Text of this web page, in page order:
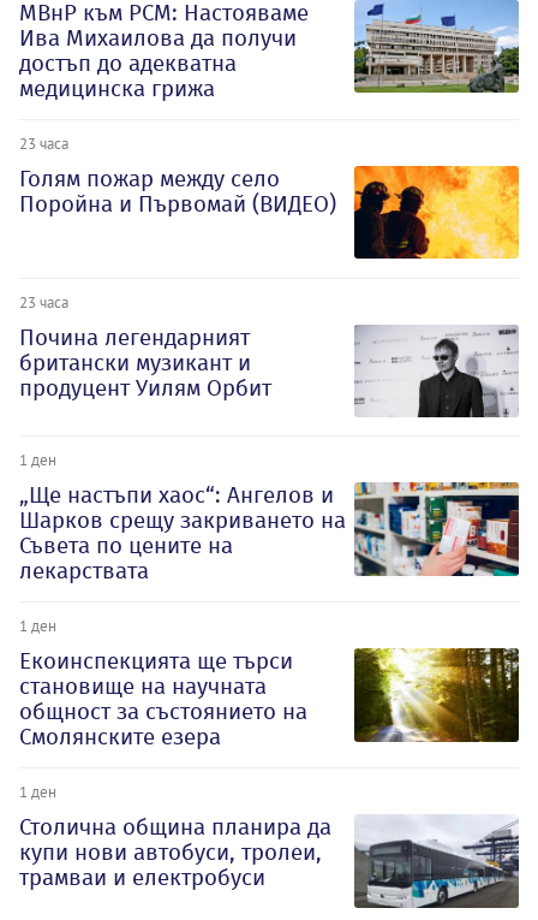
МВнР към РСМ: Настояваме
Ива Михаилова да получи
достъп до адекватна
медицинска грижа
23 часа
Голям пожар между село
Поройна и Първомай (ВИДЕО)
23 часа
Почина легендарният
британски музикант и
продуцент Уилям Орбит
1 ден
„Ще настъпи хаос“: Ангелов и
Шарков срещу закриването на
Съвета по цените на
лекарствата
1 ден
Екоинспекцията ще търси
становище на научната
общност за състоянието на
Смолянските езера
1 ден
Столична община планира да
купи нови автобуси, тролеи,
трамваи и електробуси